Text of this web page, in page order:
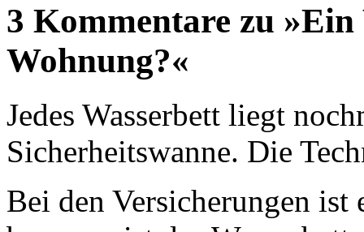
3 Kommentare zu
Wohnung?«
Jedes Wasserbett liegt
Sicherheitswanne. Die
Bei den Versicherungen ist